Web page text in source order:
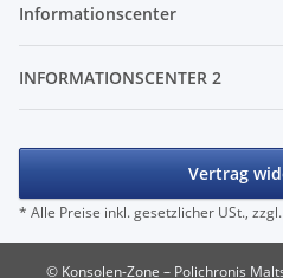
Informationscenter
INFORMATIONSCENTER 2
Vertrag
* Alle Preise inkl. gesetzlicher USt., zzgl.
© Konsolen-Zone – Polichronis